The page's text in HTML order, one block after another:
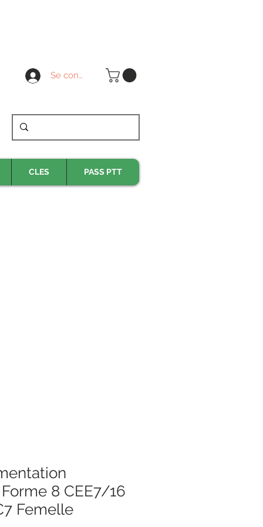
Se connecter
CLES PASS PTT
8 CEE7/16
Femelle